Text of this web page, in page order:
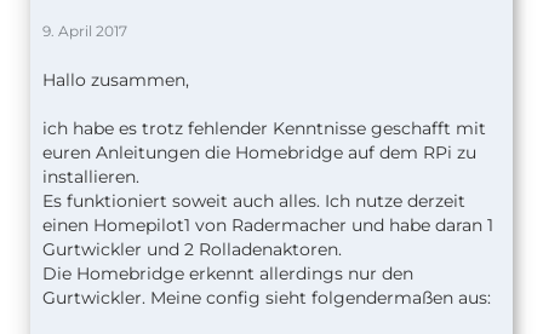
9. April 2017
Hallo zusammen,
ich habe es trotz fehlender Kenntnisse geschafft mit
euren Anleitungen die Homebridge auf dem RPi zu
installieren.
Es funktioniert soweit auch alles. Ich nutze derzeit
einen Homepilot1 von Radermacher und habe daran 1
Gurtwickler und 2 Rolladenaktoren.
Die Homebridge erkennt allerdings nur den
Gurtwickler. Meine config sieht folgendermaßen aus: